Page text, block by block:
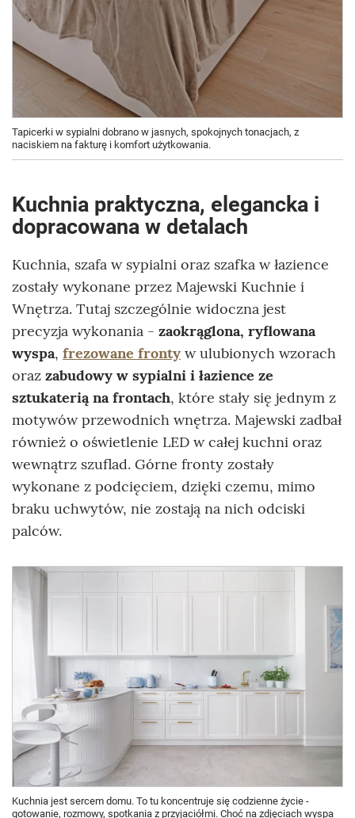
Tapicerki w sypialni dobrano w jasnych, spokojnych tonacjach, z
naciskiem na fakturę i komfort użytkowania.
Kuchnia praktyczna, elegancka i
dopracowana w detalach
Kuchnia, szafa w sypialni oraz szafka w łazience
zostały wykonane przez Majewski Kuchnie i
Wnętrza. Tutaj szczególnie widoczna jest
precyzja wykonania - zaokrąglona, ryflowana
wyspa, frezowane fronty w ulubionych wzorach
oraz zabudowy w sypialni i łazience ze
sztukaterią na frontach, które stały się jednym z
motywów przewodnich wnętrza. Majewski zadbał
również o oświetlenie LED w całej kuchni oraz
wewnątrz szuflad. Górne fronty zostały
wykonane z podcięciem, dzięki czemu, mimo
braku uchwytów, nie zostają na nich odciski
palców.
Kuchnia jest sercem domu. To tu koncentruje się codzienne życie -
gotowanie, rozmowy, spotkania z przyjaciółmi. Choć na zdjęciach wyspa